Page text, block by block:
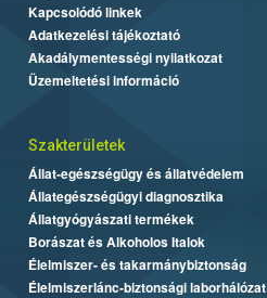
Kapcsolódó linkek
Adatkezelési tájékoztató
Akadálymentességi nyilatkozat
Üzemeltetési információ
Szakterületek
Állat-egészségügy és állatvédelem
Állategészségügyi diagnosztika
Állatgyógyászati termékek
Borászat és Alkoholos Italok
Élelmiszer- és takarmánybiztonság
Élelmiszerlánc-biztonsági laborhálózat